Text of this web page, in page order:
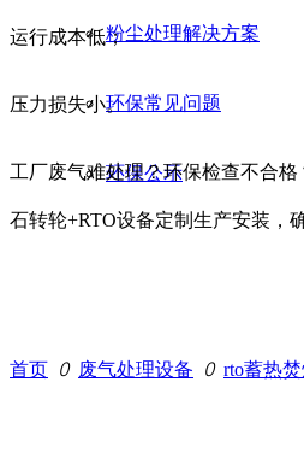
粉尘处理解决方案
环保常见问题
环保公示
运行成本低；
压力损失小。
工厂废气难处理？环保检查不合
石转轮+RTO设备定制生产安装，
首页 ꄲ 废气处理设备 ꄲ rto蓄热